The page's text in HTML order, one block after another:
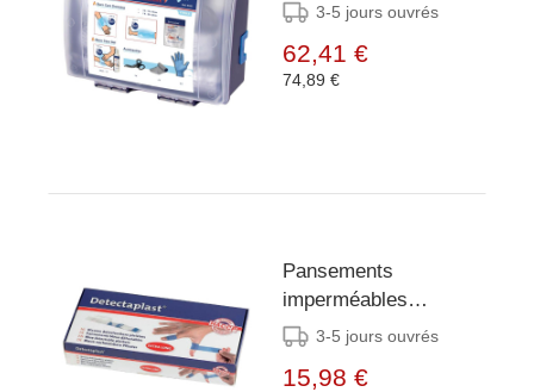
3-5 jours ouvrés
62,41 €
74,89 €
Pansements
imperméables
Detectaplast 18 x 2
3-5 jours ouvrés
15,98 €